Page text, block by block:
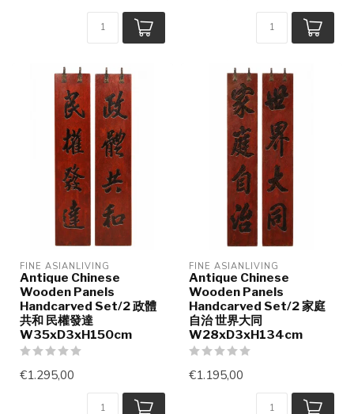
FINE ASIANLIVING
Antique Chinese
Wooden Panels
Handcarved Set/2 政體
共和 民權發達
W35xD3xH150cm
€1.295,00
FINE ASIANLIVING
Antique Chinese
Wooden Panels
Handcarved Set/2 家庭
自治 世界大同
W28xD3xH134cm
€1.195,00